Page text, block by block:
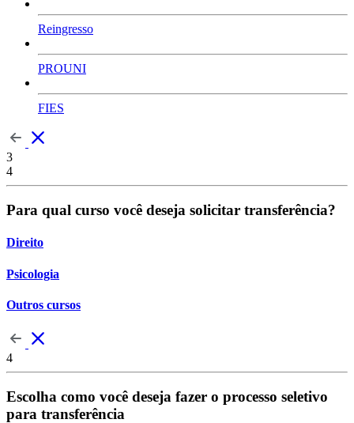
Reingresso
PROUNI
FIES
3
4
Para qual curso você deseja solicitar transferência?
Direito
Psicologia
Outros cursos
4
Escolha como você deseja fazer o processo seletivo
para transferência